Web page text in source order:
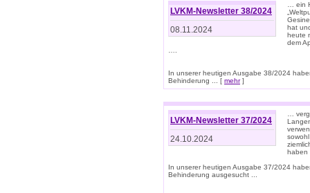
LVKM-Newsletter 38/2024
08.11.2024
… ein
hat
heute
dem
In unserer heutigen Ausgabe 38/2024
Behinderung ... [ mehr]
LVKM-Newsletter 37/2024
24.10.2024
…
In unserer heutigen Ausgabe 37/2024
Behinderung ausgesucht ...